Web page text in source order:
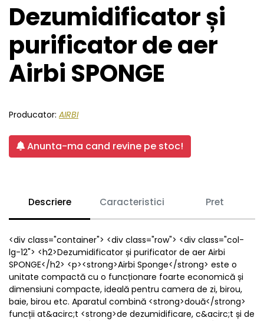
Dezumidificator și
purificator de aer
Airbi SPONGE
Producator: AIRBI
Anunta-ma cand revine pe stoc!
Descriere Caracteristici Pret
<div class="container"> <div class="row"> <div class="col-
lg-12"> <h2>Dezumidificator și purificator de aer Airbi
SPONGE</h2> <p><strong>Airbi Sponge</strong> este o
unitate compactă cu o funcționare foarte economică și
dimensiuni compacte, ideală pentru camera de zi, birou,
baie, birou etc. Aparatul combină <strong>două</strong>
funcții at&acirc;t <strong>de dezumidificare, c&acirc;t și de